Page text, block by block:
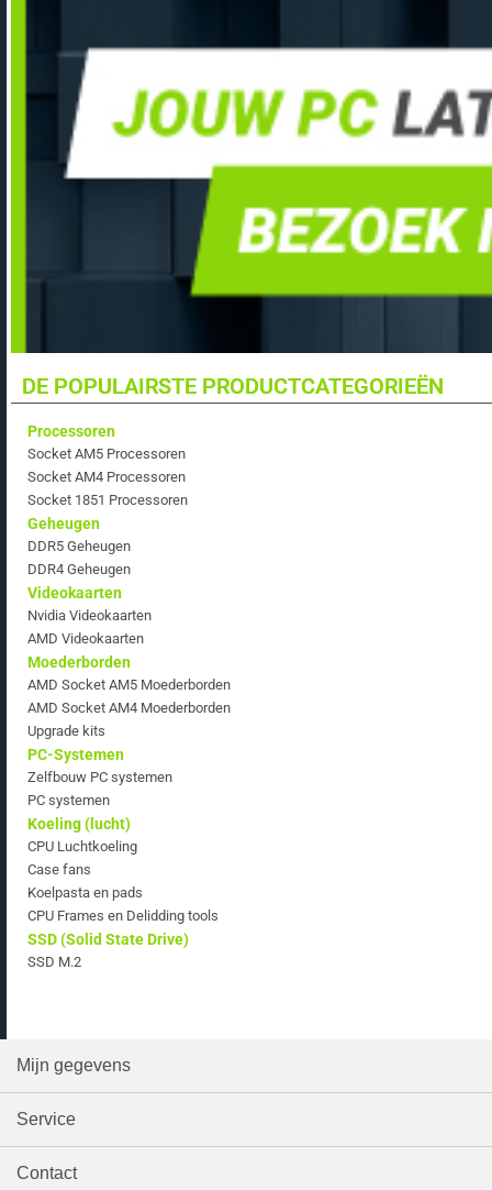
DE POPULAIRSTE PRODUCTCATEGORIEËN
Processoren
Socket AM5 Processoren
Socket AM4 Processoren
Socket 1851 Processoren
Geheugen
DDR5 Geheugen
DDR4 Geheugen
Videokaarten
Nvidia Videokaarten
AMD Videokaarten
Moederborden
AMD Socket AM5 Moederborden
AMD Socket AM4 Moederborden
Upgrade kits
PC-Systemen
Zelfbouw PC systemen
PC systemen
Koeling (lucht)
CPU Luchtkoeling
Case fans
Koelpasta en pads
CPU Frames en Delidding tools
SSD (Solid State Drive)
SSD M.2
Mijn gegevens
Service
Contact